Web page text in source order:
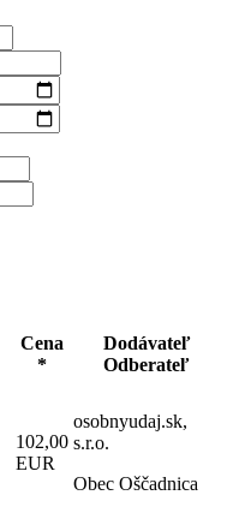
Cena
*
Dodávateľ
Odberateľ
102,00
EUR
osobnyudaj.sk,
s.r.o.
Obec Oščadnica